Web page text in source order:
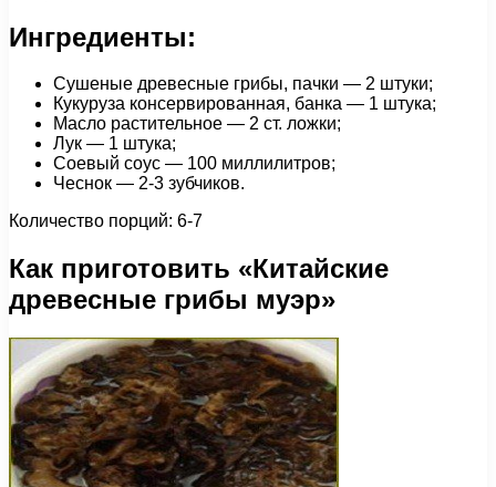
Ингредиенты:
Сушеные древесные грибы, пачки — 2 штуки;
Кукуруза консервированная, банка — 1 штука;
Масло растительное — 2 ст. ложки;
Лук — 1 штука;
Соевый соус — 100 миллилитров;
Чеснок — 2-3 зубчиков.
Количество порций: 6-7
Как приготовить «Китайские
древесные грибы муэр»